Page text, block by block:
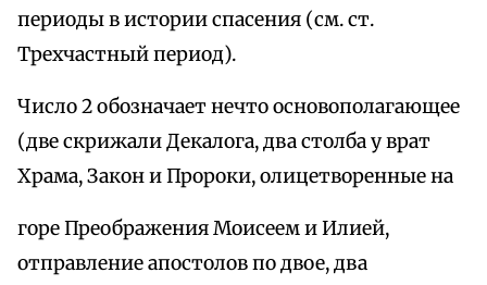
периоды в истории спасения (см. ст.
Трехчастный период).
Число 2 обозначает нечто основополагающее
(две скрижали Декалога, два столба у врат
Храма, Закон и Пророки, олицетворенные на
горе Преображения Моисеем и Илией,
отправление апостолов по двое, два